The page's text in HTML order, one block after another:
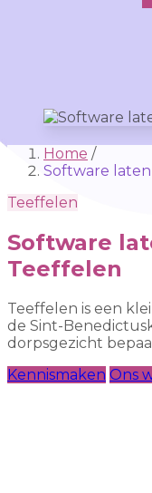
Home /
Software
Teeffelen
Software
Teeffelen
Teeffelen is een
de Sint-
dorpsgezicht
Kennismaken Ons